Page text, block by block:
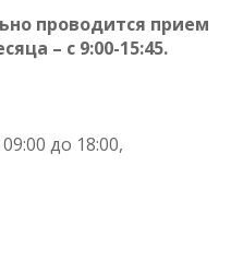
проводится прием
– с 9:00-15:45.
до 18:00,